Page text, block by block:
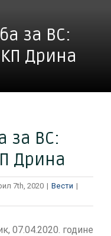
за ВС:
Дрина
за ВС:
Дрина
7th, 2020 | Вести |
07.04.2020. године